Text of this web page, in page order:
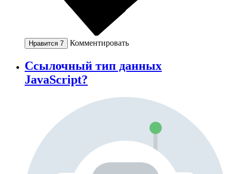
Нравится 7 Комментировать
Ссылочный тип данных
JavaScript?